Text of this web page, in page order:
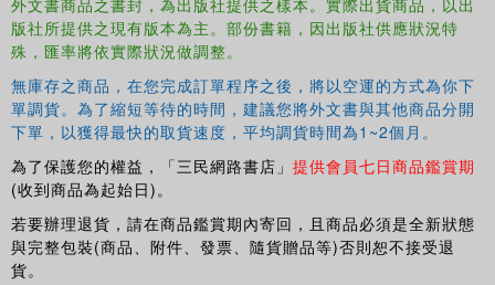
Houghton's clear and engaging examples directly
hypothetical situations which involve intense moral and
political dilemmas. This highly readable text will provide
students with the conceptual foundation they need to make
sense of the rapidly changing and increasingly important
field of political psychology.
版社所提供之現有版本為主。部份書籍，因出版社供應狀況特
殊，匯率將依實際狀況做調整。
無庫存之商品，在您完成訂單程序之後，將以空運的方式為你下
單調貨。為了縮短等待的時間，建議您將外文書與其他商品分開
下單，以獲得最快的取貨速度，平均調貨時間為1~2個月。
為了保護您的權益，「三民網路書店」 提供會員七日商品鑑賞期
(收到商品為起始日)。
若要辦理退貨，請在商品鑑賞期內寄回，且商品必須是全新狀態
與完整包裝(商品、附件、發票、隨貨贈品等)否則恕不接受退
貨。